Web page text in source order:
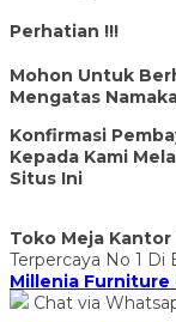
Perhatian !!!
Mohon Untuk
Mengatas
Konfirmasi
Kepada Kami
Situs Ini
Toko Meja Kantor
Terpercaya No 1 Di
Millenia Furniture
Chat via